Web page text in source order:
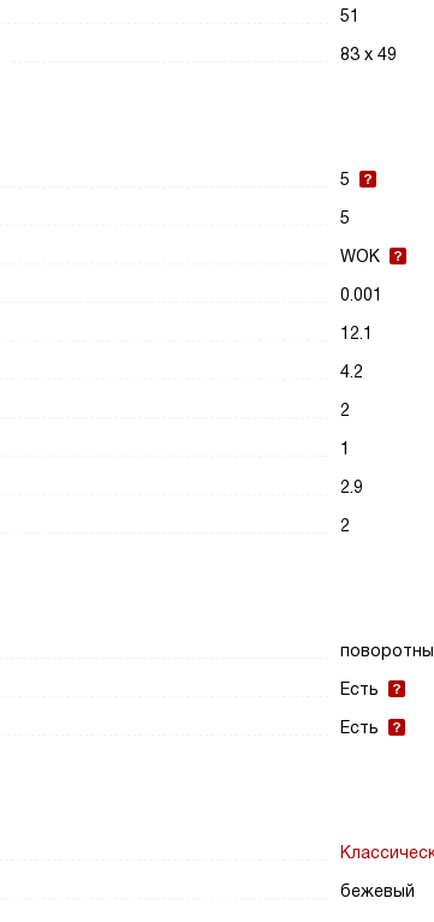
51
83 х 49
5
5
WOK
0.001
12.1
4.2
2
1
2.9
2
Есть
Есть
бежевый